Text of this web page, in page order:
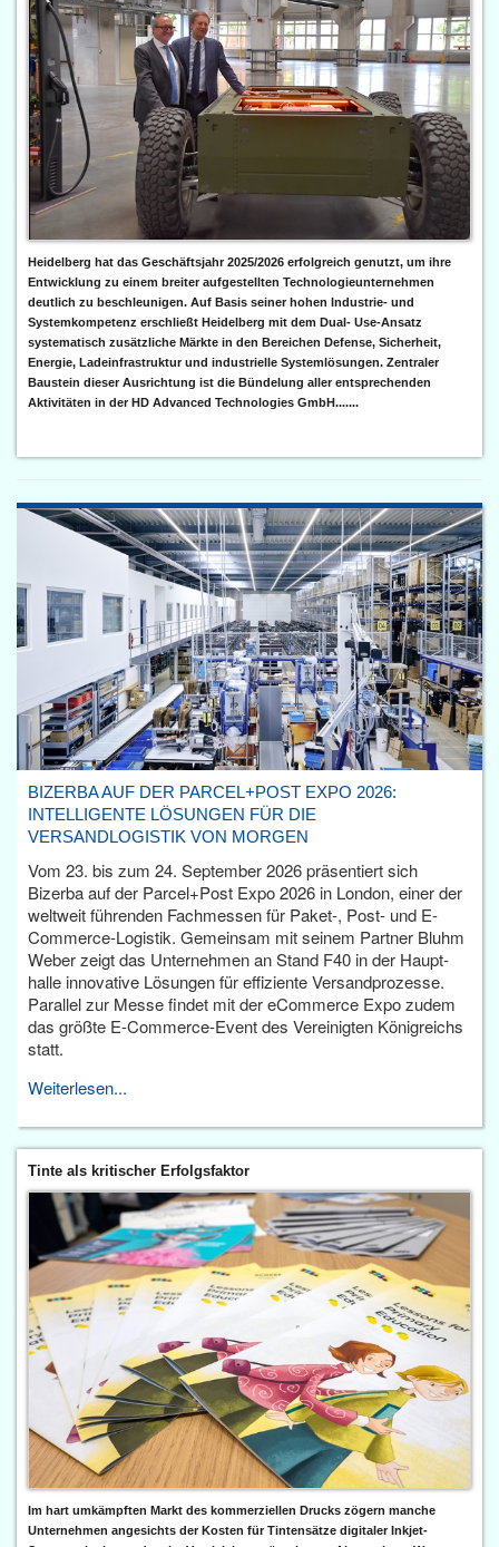
Heidelberg hat das Geschäftsjahr 2025/2026 erfolgreich genutzt, um ihre
Entwicklung zu einem breiter aufgestellten Technologieunternehmen
deutlich zu beschleunigen. Auf Basis seiner hohen Industrie- und
Systemkompetenz erschließt Heidelberg mit dem Dual- Use-Ansatz
systematisch zusätzliche Märkte in den Bereichen Defense, Sicherheit,
Energie, Ladeinfrastruktur und industrielle Systemlösungen. Zentraler
Baustein dieser Ausrichtung ist die Bündelung aller entsprechenden
Aktivitäten in der HD Advanced Technologies GmbH.......
BIZERBA AUF DER PARCEL+POST EXPO 2026:
INTELLIGENTE LÖSUNGEN FÜR DIE
VERSANDLOGISTIK VON MORGEN
Vom 23. bis zum 24. September 2026 präsentiert sich
Bizerba auf der Parcel+Post Expo 2026 in London, einer der
weltweit führenden Fachmessen für Paket-, Post- und E-
Commerce-Logistik. Gemeinsam mit seinem Partner Bluhm
Weber zeigt das Unternehmen an Stand F40 in der Haupt­
halle innovative Lösungen für effiziente Versandprozesse.
Parallel zur Messe findet mit der eCommerce Expo zudem
das größte E-Commerce-Event des Vereinigten Königreichs
statt.
Weiterlesen...
Tinte als kritischer Erfolgsfaktor
Im hart umkämpften Markt des kommerziellen Drucks zögern manche
Unternehmen angesichts der Kosten für Tintensätze digitaler Inkjet-